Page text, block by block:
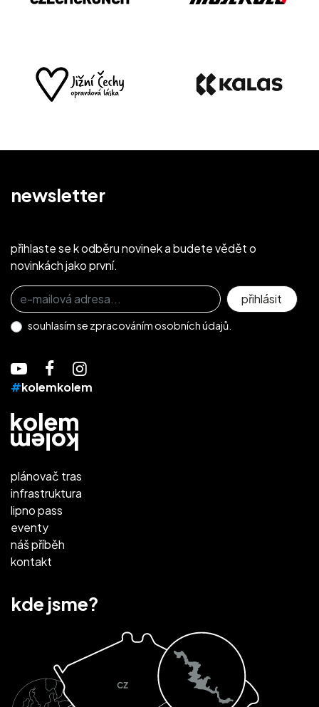
newsletter
přihlaste se k odběru novinek a budete vědět o
novinkách jako první.
Přihlaste se k odběru novinek
přihlásit
souhlasím se zpracováním osobních údajů.
#kolemkolem
plánovač tras
infrastruktura
lipno pass
eventy
náš příběh
kontakt
kde jsme?